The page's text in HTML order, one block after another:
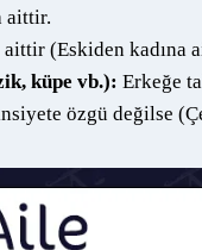
aittir.
aittir (Eskiden kadına
küpe vb.): Erkeğe
özgü değilse